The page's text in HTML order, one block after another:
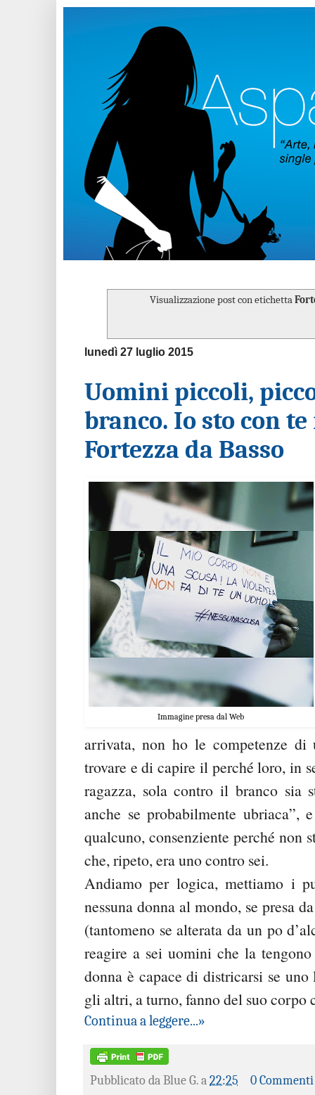
Visualizzazione post con etichetta
lunedì 27 luglio 2015
Uomini piccoli,
branco. Io sto con
Fortezza da Basso
Immagine presa dal Web
arrivata, non ho le competenze
trovare e di capire il perché loro, in
ragazza, sola contro il branco sia
anche se probabilmente ubriaca”,
qualcuno, consenziente perché non
che, ripeto, era uno contro sei.
Andiamo per logica, mettiamo i
nessuna donna al mondo, se presa
(tantomeno se alterata da un po
reagire a sei uomini che la
donna è capace di districarsi se
gli altri, a turno, fanno del suo corpo
Continua a leggere...»
Pubblicato da Blue G. a 22:25
0 Commenti